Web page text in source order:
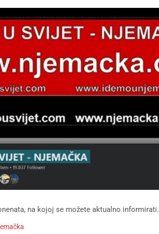
na kojoj se možete aktualno informirati.